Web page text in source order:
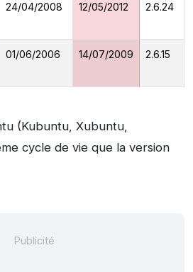
24/04/2008 12/05/2012 2.6.24
01/06/2006 14/07/2009 2.6.15
(Kubuntu, Xubuntu,
cycle de vie que la version